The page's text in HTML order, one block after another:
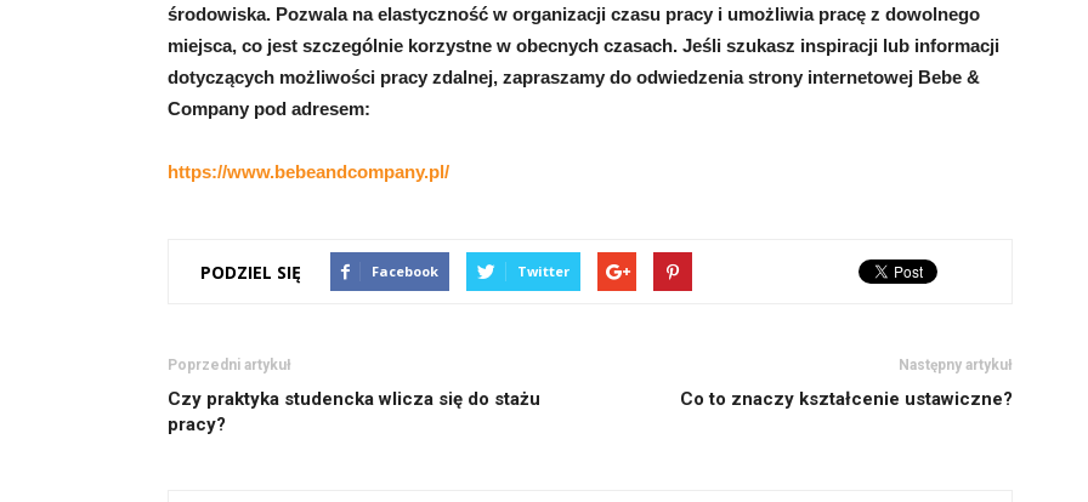
środowiska. Pozwala na elastyczność w organizacji czasu pracy i umożliwia pracę z dowolnego
miejsca, co jest szczególnie korzystne w obecnych czasach. Jeśli szukasz inspiracji lub informacji
dotyczących możliwości pracy zdalnej, zapraszamy do odwiedzenia strony internetowej Bebe &
Company pod adresem:
https://www.bebeandcompany.pl/
PODZIEL SIĘ Facebook Twitter
Poprzedni artykuł
Czy praktyka studencka wlicza się do stażu
pracy?
Następny artykuł
Co to znaczy kształcenie ustawiczne?